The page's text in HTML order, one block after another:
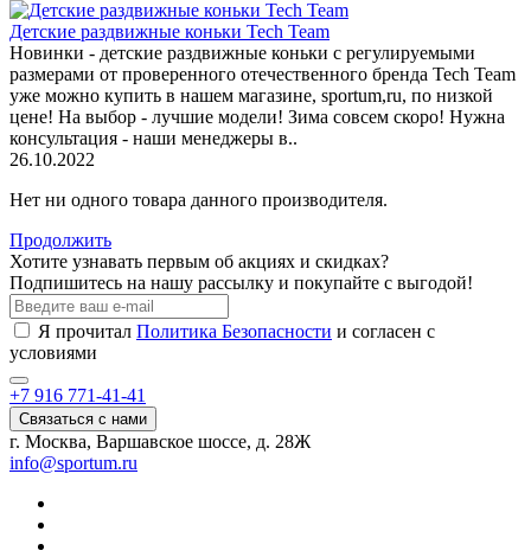
Детские раздвижные коньки Tech Team
Новинки - детские раздвижные коньки с регулируемыми
размерами от проверенного отечественного бренда Tech Team
уже можно купить в нашем магазине, sportum,ru, по низкой
цене! На выбор - лучшие модели! Зима совсем скоро! Нужна
консультация - наши менеджеры в..
26.10.2022
Нет ни одного товара данного производителя.
Продолжить
Хотите узнавать первым об акциях и скидках?
Подпишитесь на нашу рассылку и покупайте с выгодой!
Я прочитал Политика Безопасности и согласен с
условиями
+7 916 771-41-41
Связаться с нами
г. Москва, Варшавское шоссе, д. 28Ж
info@sportum.ru